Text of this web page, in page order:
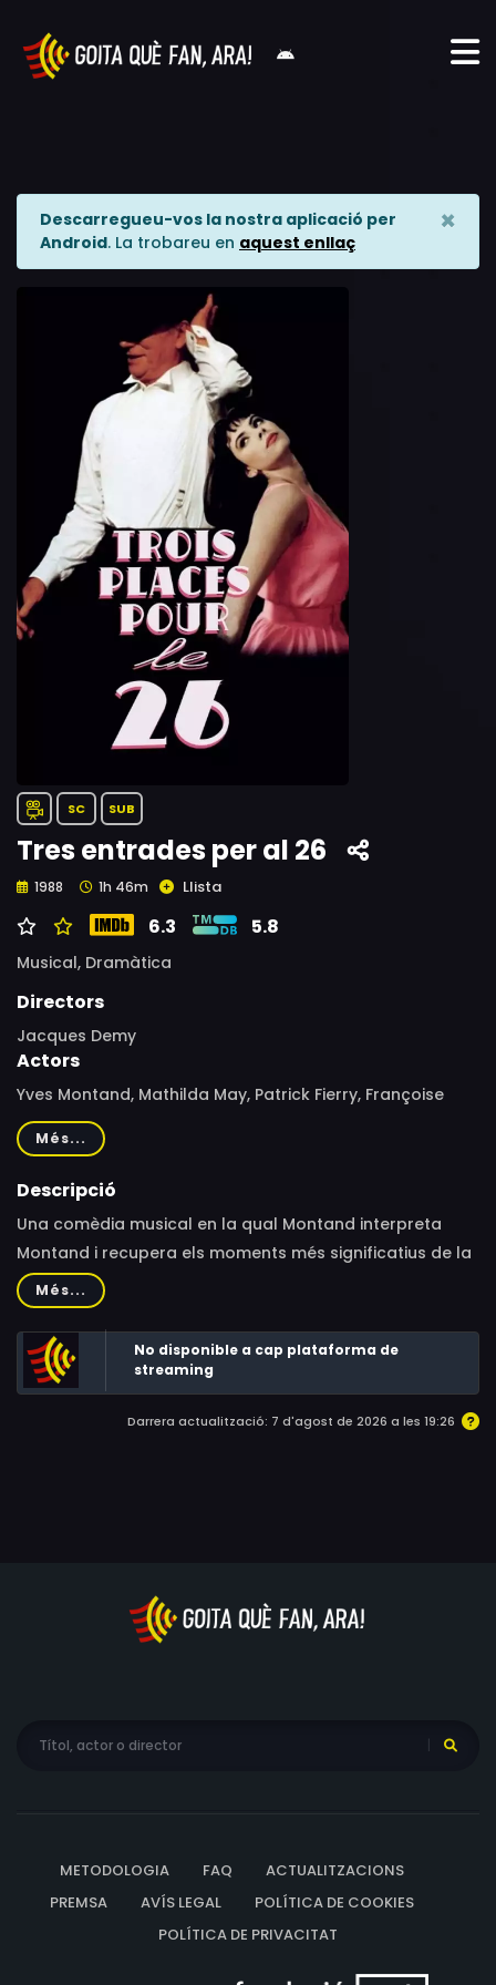
Descarregueu-vos la nostra aplicació per
Android. La trobareu en aquest enllaç
×
SC SUB
Tres entrades per al 26
1988 1h 46m Llista
6.3 5.8
Musical, Dramàtica
Directors
Jacques Demy
Actors
Yves Montand, Mathilda May, Patrick Fierry, Françoise
Fabian, Antoine Bourseiller, Christophe Bourseiller,
Geoffrey Carey, Jean-Claude Bouillaud, Raoul Curet,
Mathieu Demy, Danielle Durou, Paul Guers, Bertrand Lacy,
Carlo Nell, Georges Neri, Jacques Nolot, Géraldine
Pailhas, Jean-Louis Rolland, Hélène Surgère, Dominique
Varda, Katy Varda, Jean-Benoît Terral
Més...
Descripció
Una comèdia musical en la qual Montand interpreta
Montand i recupera els moments més significatius de la
seva vida, amb al·lusions a les relacions amoroses que
va mantenir amb Edith Piaf, Simone Signoret i Marilyn
Monroe.
Més...
No disponible a cap plataforma de
streaming
Darrera actualització: 7 d'agost de 2026 a les 19:26
METODOLOGIA FAQ
ACTUALITZACIONS
PREMSA
AVÍS LEGAL
POLÍTICA DE COOKIES
POLÍTICA DE PRIVACITAT